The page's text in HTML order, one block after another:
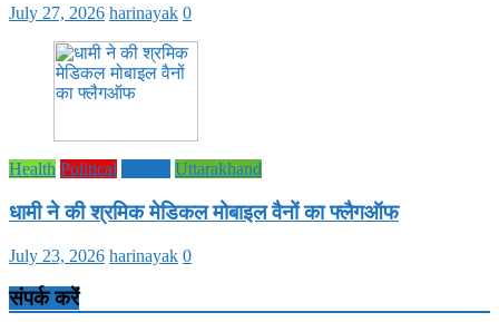
July 27, 2026 harinayak 0
Health Political Uttarakhand
धामी ने की श्रमिक मेडिकल मोबाइल वैनों का फ्लैगऑफ
July 23, 2026 harinayak 0
संपर्क करें